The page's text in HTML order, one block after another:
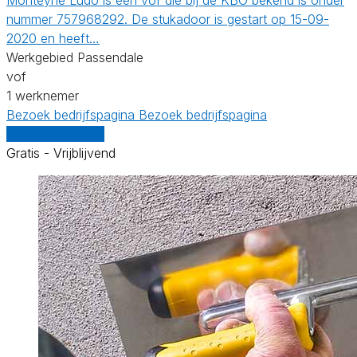
nummer 757968292. De stukadoor is gestart op 15-09-
2020 en heeft…
Werkgebied Passendale
vof
1 werknemer
Bezoek bedrijfspagina Bezoek bedrijfspagina
Gratis - Vrijblijvend